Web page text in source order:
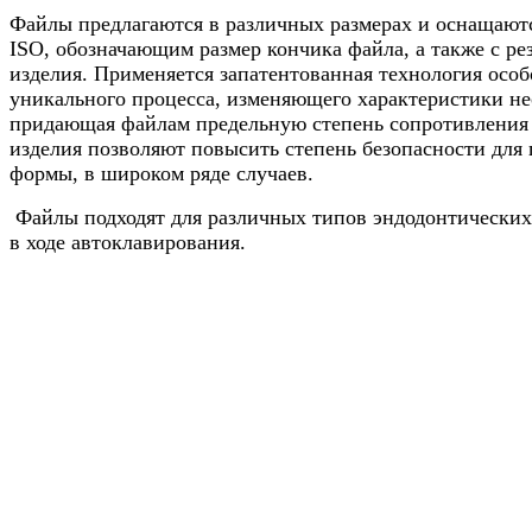
Файлы предлагаются в различных размерах и
ISO, обозначающим размер кончика файла, а также с
изделия. Применяется запатентованная технология
уникального процесса, изменяющего характеристики
придающая файлам предельную степень
изделия позволяют повысить степень безопасности
формы, в широком ряде случаев.
Файлы подходят для различных типов
в ходе автоклавирования.